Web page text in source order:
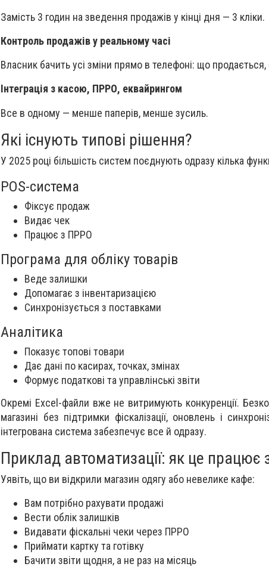
Замість 3 годин на зведення продажів у кінці дня — 3 кліки.
Контроль продажів у реальному часі
Власник бачить усі зміни прямо в телефоні: що продається,
Інтеграція з касою, ПРРО, еквайрингом
Все в одному — менше паперів, менше зусиль.
Які існують типові рішення?
У 2025 році більшість систем поєднують одразу кілька
POS-система
Фіксує продаж
Видає чек
Працює з ПРРО
Програма для обліку товарів
Веде залишки
Допомагає з інвентаризацією
Синхронізується з поставками
Аналітика
Показує топові товари
Дає дані по касирах, точках, змінах
Формує податкові та управлінські звіти
Окремі Excel-файли вже не витримують конкуренції.
магазині без підтримки фіскалізації, оновлень і
інтегрована система забезпечує все й одразу.
Приклад автоматизації: як це працює
Уявіть, що ви відкрили магазин одягу або невелике кафе:
Вам потрібно рахувати продажі
Вести облік залишків
Видавати фіскальні чеки через ПРРО
Приймати картку та готівку
Бачити звіти щодня, а не раз на місяць